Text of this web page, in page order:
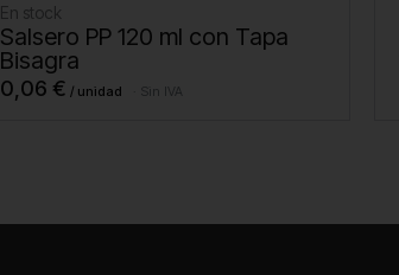
En stock
Salsero PP 120 ml con Tapa
Bisagra
0,06 € Sin IVA